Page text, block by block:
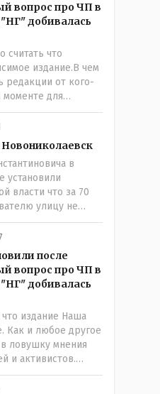
вопрос про ЧП в
добивалась
считать что
издание.В чем
редакции от кого-
для
отреагировала
на такие
публиковать
А потом
новые
в
установили
власти что за 70
улицу не
губернаторам
о нем такое
не надо. Обойдёмся
которые топят
коренное
после
вопрос про ЧП в
добивалась
что издание Наша
Как и любое другое
ловушку мнения
и активистов.
будет поносить